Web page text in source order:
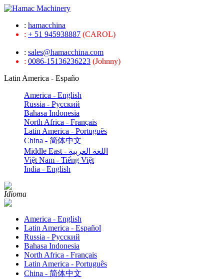
: hamacchina
: + 51 945938887 (CAROL)
: sales@hamacchina.com
: 0086-15136236223 (Johnny)
Latin America - Españo
America - English
Russia - Pусский
Bahasa Indonesia
North Africa - Français
Latin America - Português
China - 简体中文
Middle East - اللغة العربية
Việt Nam - Tiếng Việt
India - English
Idioma
America - English
Latin America - Español
Russia - Pусский
Bahasa Indonesia
North Africa - Français
Latin America - Português
China - 简体中文